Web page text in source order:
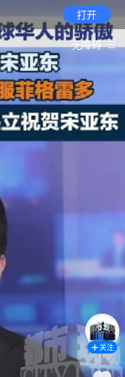
打开
无障碍
关注